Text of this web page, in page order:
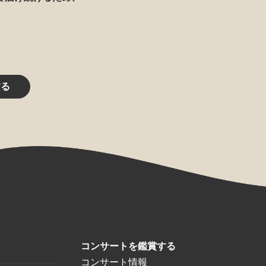
コンサートを鑑賞する
コンサート情報